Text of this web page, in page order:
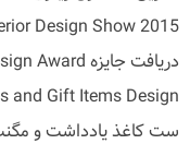
ست کاغذ یادداشت و